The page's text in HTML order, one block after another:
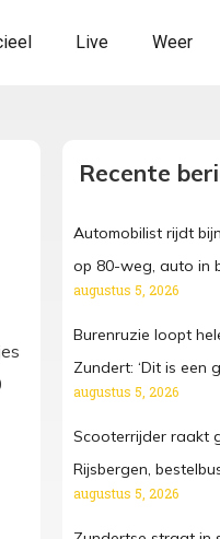
Live Weer
Recente
Automobilist rijdt
op 80-weg, auto in
augustus 5, 2026
Burenruzie loopt
Zundert: ‘Dit is een
augustus 5, 2026
Scooterrijder raakt
Rijsbergen,
augustus 5, 2026